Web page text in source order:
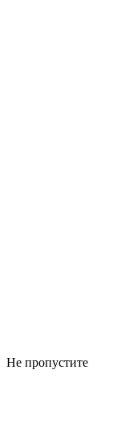
Не пропустите